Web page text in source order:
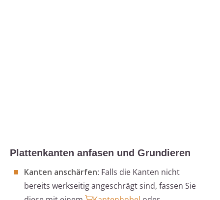
Plattenkanten anfasen und Grundieren
Kanten anschärfen: Falls die Kanten nicht
bereits werkseitig angeschrägt sind, fassen Sie